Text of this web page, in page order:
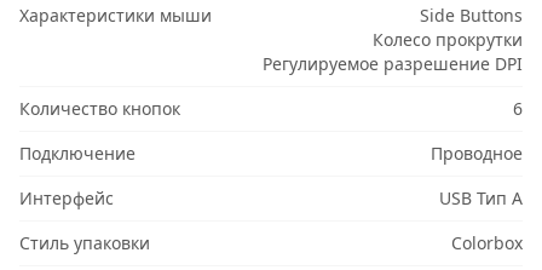
Характеристики мыши
Side Buttons
Колесо прокрутки
Регулируемое разрешение DPI
Количество кнопок
6
Подключение
Проводное
Интерфейс
USB Тип A
Стиль упаковки
Colorbox